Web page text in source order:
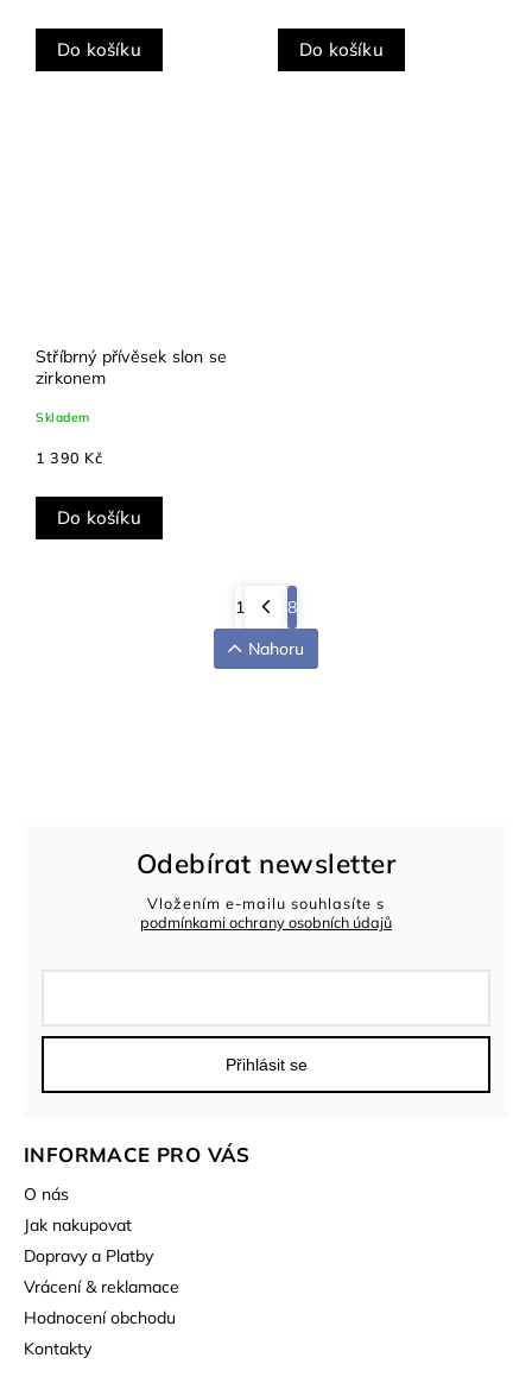
Do košíku Do košíku
Stříbrný přívěsek slon se
zirkonem
Skladem
1 390 Kč
Do košíku
1
8
Nahoru
INFORMACE PRO VÁS
O nás
Jak nakupovat
Dopravy a Platby
Vrácení & reklamace
Hodnocení obchodu
Kontakty
Odebírat newsletter
Vložením e-mailu souhlasíte s
podmínkami ochrany osobních údajů
Přihlásit se